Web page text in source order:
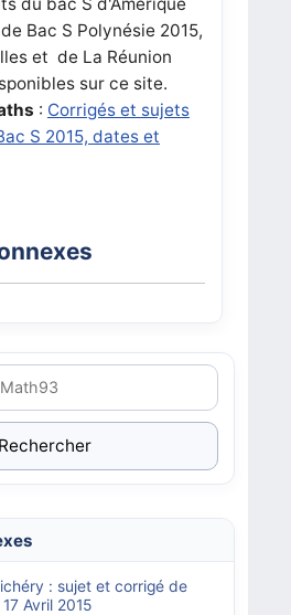
Bac S Polynésie 2015,
et de La Réunion
sur ce site.
: Corrigés et sujets
S 2015, dates et
Rechercher
: sujet et corrigé de
Avril 2015